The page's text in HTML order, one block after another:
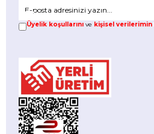
Üyelik koşullarını ve kişisel verilerimin